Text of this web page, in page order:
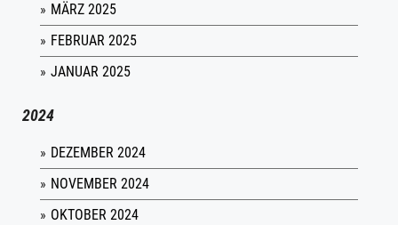
MÄRZ 2025
FEBRUAR 2025
JANUAR 2025
2024
DEZEMBER 2024
NOVEMBER 2024
OKTOBER 2024